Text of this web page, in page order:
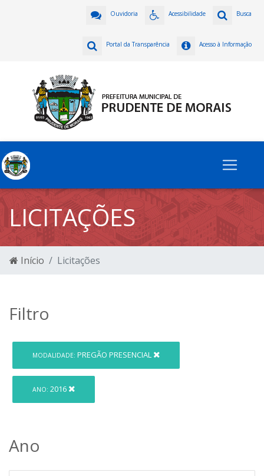
Busca
Acessibilidade
Ouvidoria
Acesso à Informação
Portal da Transparência
LICITAÇÕES
Início Licitações
Filtro
MODALIDADE: PREGÃO PRESENCIAL
ANO: 2016
Ano